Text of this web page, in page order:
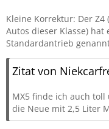
Kleine Korrektur: Der
Autos dieser Klasse) hat
Standardantrieb
Zitat von
MX5 finde ich auch
die Neue mit 2,5 Liter